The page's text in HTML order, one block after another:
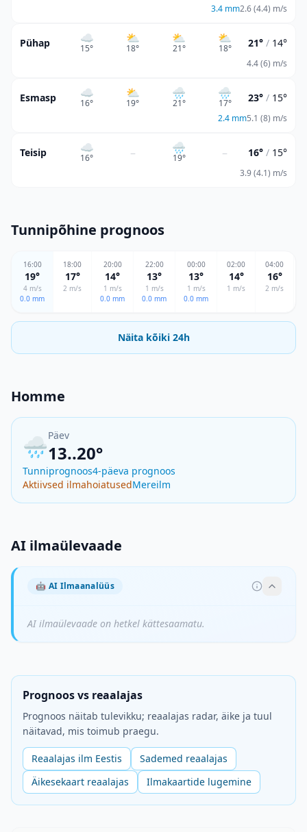
3.4 mm2.6 (4.4) m/s
Pühap ☁️
15°
⛅
18°
⛅
21°
⛅
18° 21° / 14°
4.4 (6) m/s
Esmasp ☁️
16°
⛅
19°
🌧️
21°
🌧️
17° 23° / 15°
2.4 mm5.1 (8) m/s
Teisip ☁️
16° – 🌧
19° – 16° / 15°
3.9 (4.1) m/s
Tunnipõhine prognoos
16:00
19°
4m/s
0.0 mm
18:00
17°
2 m/s
20:00
14°
1 m/s
0.0 mm
22:00
13°
1 m/s
0.0 mm
00:00
13°
1 m/s
0.0 mm
02:00
14°
1 m/s
04:00
16°
2 m/s
Näita kõiki 24h
Homme
🌧️Päev
13..20°
Tunniprognoos4-päeva prognoos
Aktiivsed ilmahoiatusedMereilm
AI ilmaülevaade
🤖 AI Ilmaanalüüs
AI ilmaülevaade on hetkel kättesaamatu.
Prognoos vs reaalajas
Prognoos näitab tulevikku; reaalajas radar, äike ja tuul
näitavad, mis toimub praegu.
Reaalajas ilm Eestis
Sademed reaalajas
Äikesekaart reaalajas
Ilmakaartide lugemine